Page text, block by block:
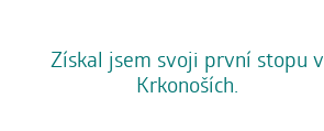
Získal jsem svoji první stopu v
Krkonoších.